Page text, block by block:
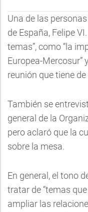
Una de las
de España, Felipe
temas”, como “la
Europea-Mercosur”
reunión que tiene
También se
general de la
pero aclaró que la
sobre la mesa.
En general, el tono
tratar de “temas
ampliar las